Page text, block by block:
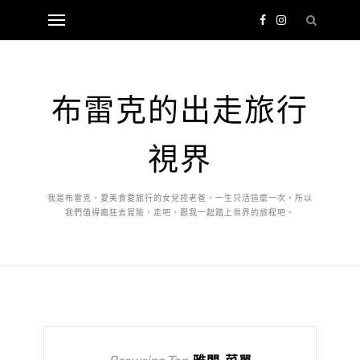
布雷克的出走旅行
視界
我是布雷克，愛美食愛旅行的女兒控老爸，一生只活這麼一次，所以
我們值得瘋狂去冒險，走吧，跟我一起踏上世界的旅程吧。